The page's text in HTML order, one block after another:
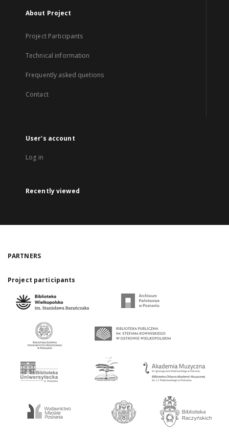
About Project
Project Participants
Technical information
Frequently asked quetions
Contact
User's account
Log in
Recently viewed
PARTNERS
Project participants